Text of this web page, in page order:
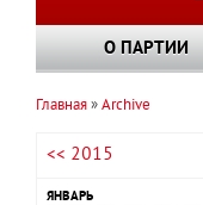
О ПАРТИИ
навигации
Главная Archive
<< 2015
ЯНВАРЬ